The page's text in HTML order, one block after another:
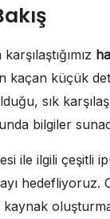
kaçan küçük
sık
bilgiler
ile ilgili çeşitli